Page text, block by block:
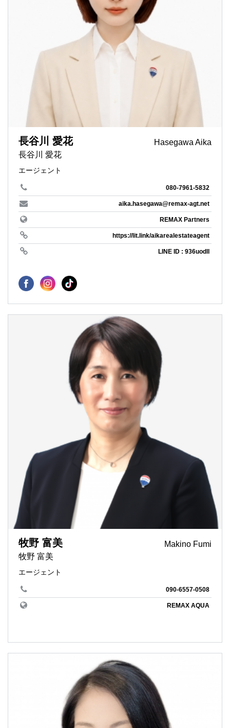
長谷川 愛花
Hasegawa Aika
長谷川 愛花
エージェント
080-7961-5832
aika.hasegawa@remax-agt.net
REMAX Partners
https://lit.link/aikarealestateagent
LINE ID : 936uodll
牧野 富美
Makino Fumi
牧野 富美
エージェント
090-6557-0508
REMAX AQUA